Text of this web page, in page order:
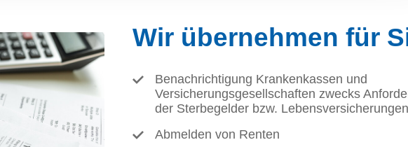
Wir übernehmen für
Benachrichtigung Krankenkassen und
Versicherungsgesellschaften zwecks
der Sterbegelder bzw. Lebensversicherungen
Abmelden von Renten